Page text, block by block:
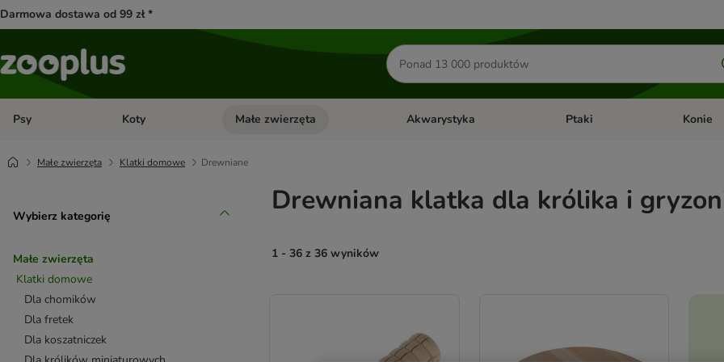
Darmowa dostawa od 99 zł *
Szukaj
produktów
Psy Otwórz menu kategorii: Psy
Koty Otwórz menu kategorii: Koty
Małe zwierzęta Otwórz menu kategorii: Małe zwierzęta
Akwarystyka Otwórz menu kategorii:
Ptaki Otwórz
Konie
Małe zwierzęta Klatki domowe Drewniane
Wybierz kategorię
Małe zwierzęta
Klatki domowe
Dla chomików
Dla fretek
Dla koszatniczek
Drewniana klatka dla królika i
1 - 36 z 36 wyników